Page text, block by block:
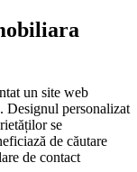
un site web
personalizat
se
de căutare
de contact